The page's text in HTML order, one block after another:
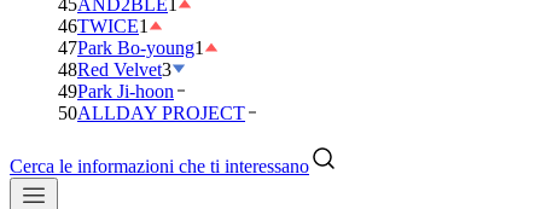
45AND2BLE1
46TWICE1
47Park Bo-young1
48Red Velvet3
49Park Ji-hoon
50ALLDAY PROJECT
Cerca le informazioni che ti interessano